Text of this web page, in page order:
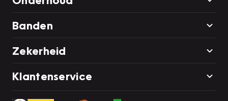
Banden
Zekerheid
Klantenservice